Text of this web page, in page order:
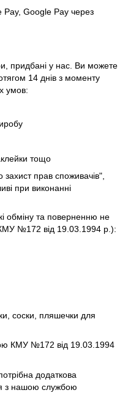
Google Pay через
придбані у нас. Ви можете
14 днів з моменту
умов:
тощо
захист прав споживачів",
при виконанні
обміну та поверненню не
№172 від 19.03.1994 р.):
соски, пляшечки для
КМУ №172 від 19.03.1994
додаткова
з нашою службою